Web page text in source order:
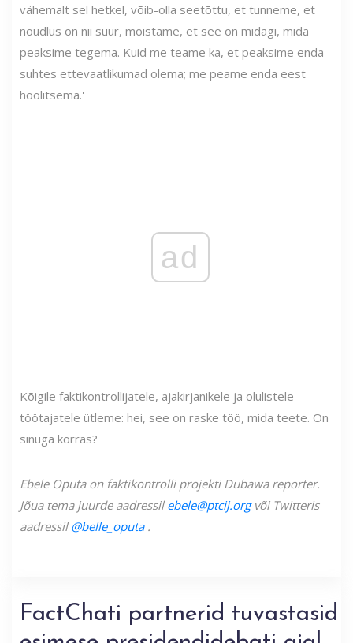
vähemalt sel hetkel, võib-olla seetõttu, et tunneme, et
nõudlus on nii suur, mõistame, et see on midagi, mida
peaksime tegema. Kuid me teame ka, et peaksime enda
suhtes ettevaatlikumad olema; me peame enda eest
hoolitsema.'
ad
Kõigile faktikontrollijatele, ajakirjanikele ja olulistele
töötajatele ütleme: hei, see on raske töö, mida teete. On
sinuga korras?
Ebele Oputa on faktikontrolli projekti Dubawa reporter.
Jõua tema juurde aadressil ebele@ptcij.orgvõi Twitteris
aadressil @belle_oputa.
FactChati partnerid tuvastasid